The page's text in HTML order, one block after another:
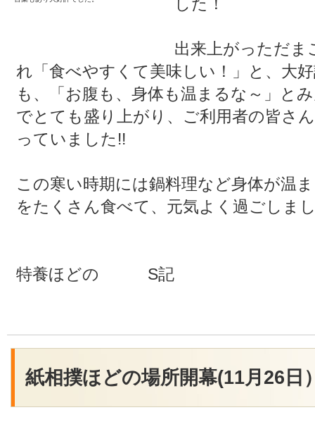
出来上がっただま
れ「食べやすくて美味しい！」と、大
も、「お腹も、身体も温まるな～」と
でとても盛り上がり、ご利用者の皆さ
っていました!!
この寒い時期には鍋料理など身体が温
をたくさん食べて、元気よく過ごしま
特養ほどの S記
紙相撲ほどの場所開幕(11月26日